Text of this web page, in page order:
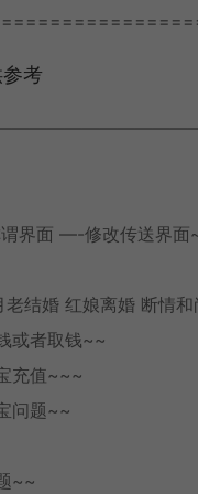
考
界面 —-修改传送界面
结婚 红娘离婚 断情
或者取钱~~
充值~~~
问题~~
~~